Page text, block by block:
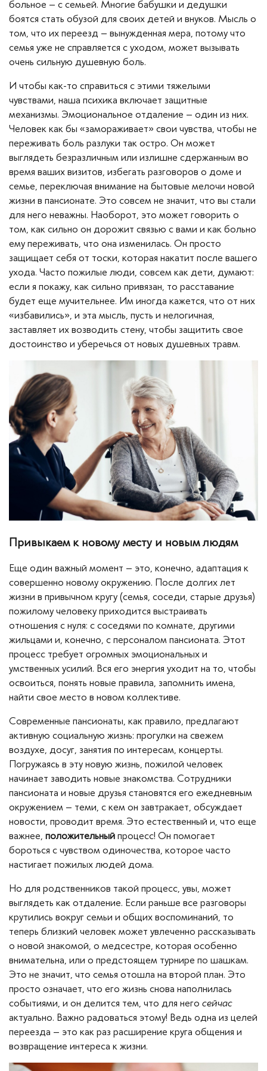
больное – с семьей. Многие бабушки и дедушки
боятся стать обузой для своих детей и внуков. Мысль о
том, что их переезд – вынужденная мера, потому что
семья уже не справляется с уходом, может вызывать
очень сильную душевную боль.
И чтобы как-то справиться с этими тяжелыми
чувствами, наша психика включает защитные
механизмы. Эмоциональное отдаление – один из них.
Человек как бы «замораживает» свои чувства, чтобы не
переживать боль разлуки так остро. Он может
выглядеть безразличным или излишне сдержанным во
время ваших визитов, избегать разговоров о доме и
семье, переключая внимание на бытовые мелочи новой
жизни в пансионате. Это совсем не значит, что вы стали
для него неважны. Наоборот, это может говорить о
том, как сильно он дорожит связью с вами и как больно
ему переживать, что она изменилась. Он просто
защищает себя от тоски, которая накатит после вашего
ухода. Часто пожилые люди, совсем как дети, думают:
если я покажу, как сильно привязан, то расставание
будет еще мучительнее. Им иногда кажется, что от них
«избавились», и эта мысль, пусть и нелогичная,
заставляет их возводить стену, чтобы защитить свое
достоинство и уберечься от новых душевных травм.
Привыкаем к новому месту и новым людям
Еще один важный момент – это, конечно, адаптация к
совершенно новому окружению. После долгих лет
жизни в привычном кругу (семья, соседи, старые друзья)
пожилому человеку приходится выстраивать
отношения с нуля: с соседями по комнате, другими
жильцами и, конечно, с персоналом пансионата. Этот
процесс требует огромных эмоциональных и
умственных усилий. Вся его энергия уходит на то, чтобы
освоиться, понять новые правила, запомнить имена,
найти свое место в новом коллективе.
Современные пансионаты, как правило, предлагают
активную социальную жизнь: прогулки на свежем
воздухе, досуг, занятия по интересам, концерты.
Погружаясь в эту новую жизнь, пожилой человек
начинает заводить новые знакомства. Сотрудники
пансионата и новые друзья становятся его ежедневным
окружением – теми, с кем он завтракает, обсуждает
новости, проводит время. Это естественный и, что еще
важнее, положительный процесс! Он помогает
бороться с чувством одиночества, которое часто
настигает пожилых людей дома.
Но для родственников такой процесс, увы, может
выглядеть как отдаление. Если раньше все разговоры
крутились вокруг семьи и общих воспоминаний, то
теперь близкий человек может увлеченно рассказывать
о новой знакомой, о медсестре, которая особенно
внимательна, или о предстоящем турнире по шашкам.
Это не значит, что семья отошла на второй план. Это
просто означает, что его жизнь снова наполнилась
событиями, и он делится тем, что для него сейчас
актуально. Важно радоваться этому! Ведь одна из целей
переезда – это как раз расширение круга общения и
возвращение интереса к жизни.